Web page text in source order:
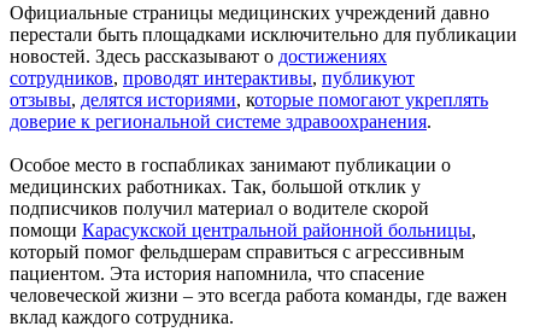
Официальные страницы медицинских учреждений давно
перестали быть площадками исключительно для публикации
новостей. Здесь рассказывают о достижениях
сотрудников, проводят интерактивы, публикуют
отзывы, делятся историями, которые помогают укреплять
доверие к региональной системе здравоохранения.
Особое место в госпабликах занимают публикации о
медицинских работниках. Так, большой отклик у
подписчиков получил материал о водителе скорой
помощи Карасукской центральной районной больницы,
который помог фельдшерам справиться с агрессивным
пациентом. Эта история напомнила, что спасение
человеческой жизни – это всегда работа команды, где важен
вклад каждого сотрудника.